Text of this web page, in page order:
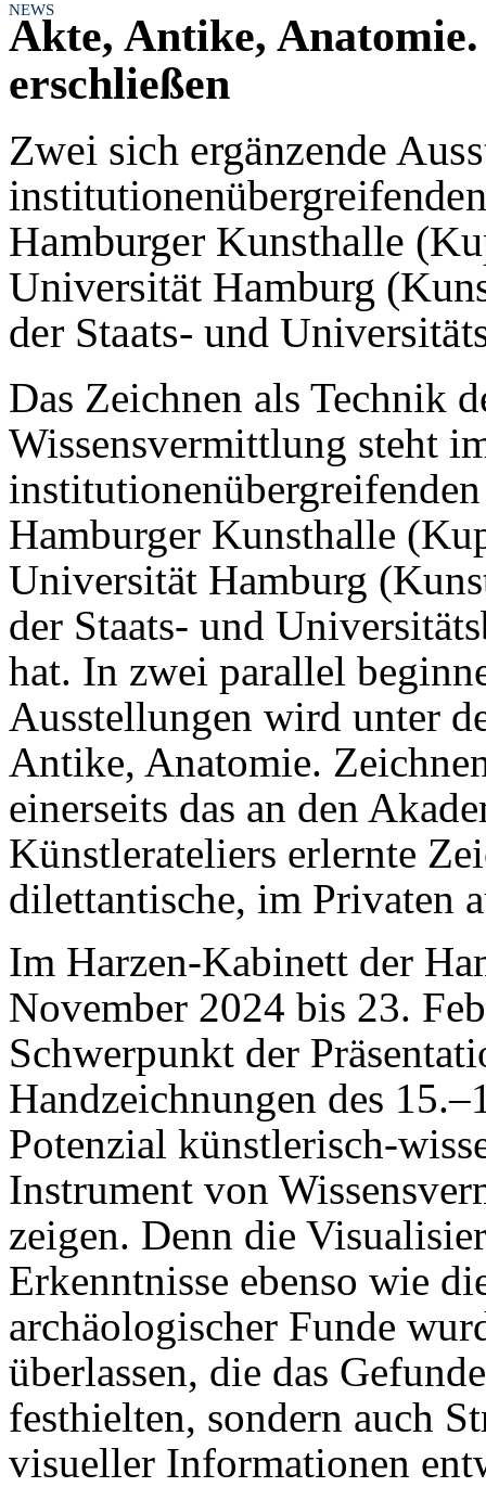
NEWS
Akte, Antike,
erschließen
Zwei sich ergänzende
Hamburger Kunsthalle
Universität Hamburg
der Staats- und
Das Zeichnen als Technik
Wissensvermittlung steht
Hamburger Kunsthalle
Universität Hamburg
der Staats- und
hat. In zwei parallel
Ausstellungen wird unter
Antike, Anatomie.
einerseits das an den
Künstlerateliers erlernte
dilettantische, im Privaten
Im Harzen-Kabinett der
November 2024 bis 23.
Schwerpunkt der
Handzeichnungen des
Potenzial künstlerisch-
Instrument von
zeigen. Denn die
Erkenntnisse ebenso wie
archäologischer Funde
überlassen, die das
festhielten, sondern auch
visueller Informationen